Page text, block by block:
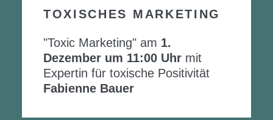
TOXISCHES MARKETING
"Toxic Marketing" am 1.
Dezember um 11:00 Uhrmit
Expertin für toxische Positivität
Fabienne Bauer